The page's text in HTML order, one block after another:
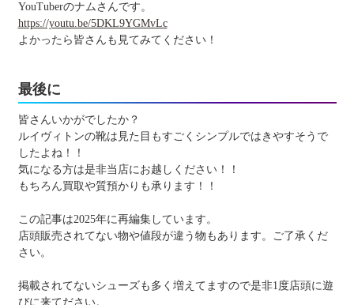
YouTuberのナムさんです。
https://youtu.be/5DKL9YGMvLc
よかったら皆さんも見てみてください！
最後に
皆さんいかがでしたか？
ルイヴィトンの靴は見た目もすごくシンプルではきやすそうで
したよね！！
気になる方は是非当店にお越しください！！
もちろん買取や質預かりも承ります！！
この記事は2025年に再編集しています。
店頭販売されてない物や値段が違う物もあります。ご了承くだ
さい。
掲載されてないシューズも多く増えてますので是非1度店頭に遊
びに来てださい。